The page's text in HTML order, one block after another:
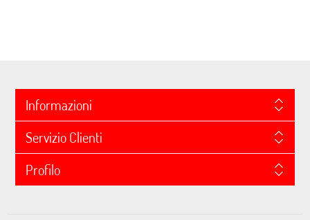
Informazioni
Servizio Clienti
Profilo